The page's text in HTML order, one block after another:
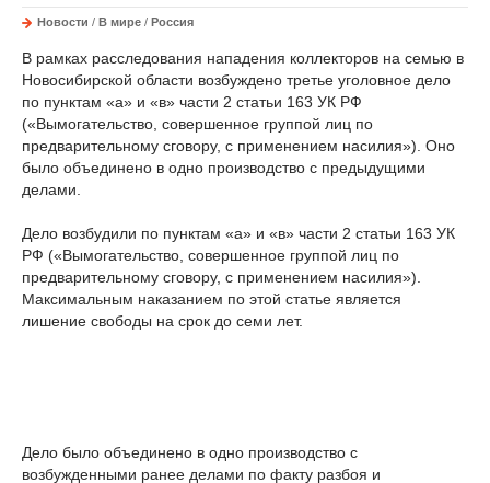
Новости / В мире / Россия
В рамках расследования нападения коллекторов на семью в
Новосибирской области возбуждено третье уголовное дело
по пунктам «а» и «в» части 2 статьи 163 УК РФ
(«Вымогательство, совершенное группой лиц по
предварительному сговору, с применением насилия»). Оно
было объединено в одно производство с предыдущими
делами.
Дело возбудили по пунктам «а» и «в» части 2 статьи 163 УК
РФ («Вымогательство, совершенное группой лиц по
предварительному сговору, с применением насилия»).
Максимальным наказанием по этой статье является
лишение свободы на срок до семи лет.
Дело было объединено в одно производство с
возбужденными ранее делами по факту разбоя и